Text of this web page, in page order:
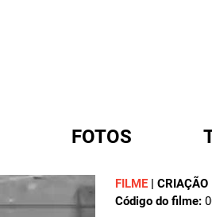
FOTOS
FILME | CRIAÇÃO
Código do filme: